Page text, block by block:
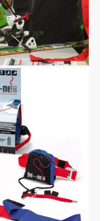
2021
Gruppe hoch-
1